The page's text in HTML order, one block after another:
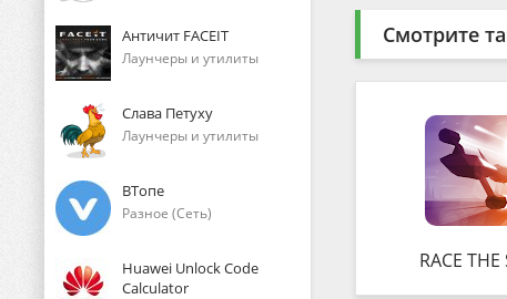
Античит FACEIT
Лаунчеры и утилиты
Слава Петуху
Лаунчеры и утилиты
ВТопе
Разное (Сеть)
Huawei Unlock Code
Calculator
Смотрите
RACE THE